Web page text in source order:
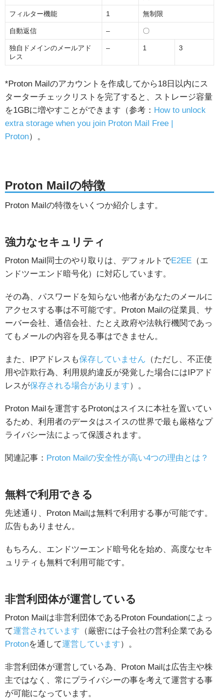
フィルター機能 1 無制限
自動返信 – 〇
独自ドメインのメールアド
レス
– 1 3
*Proton Mailのアカウントを作成してから18日以内にス
ターターチェックリストを完了すると、ストレージ容量
を1GBに増やすことができます（参考： How to unlock
extra storage when you join Proton Mail Free |
Proton）。
Proton Mailの特徴
Proton Mailの特徴をいくつか紹介します。
強力なセキュリティ
Proton Mail同士のやり取りは、デフォルトでE2EE （エ
ンドツーエンド暗号化）に対応しています。
その為、パスワードを知らない他者があなたのメールに
アクセスする事は不可能です。Proton Mailの従業員、サ
ーバー会社、通信会社、たとえ政府や法執行機関であっ
てもメールの内容を見る事はできません。
また、IPアドレスも保存していません （ただし、不正使
用や詐欺行為、利用規約違反が発覚した場合にはIPアド
レスが保存される場合があります）。
Proton Mailを運営するProtonはスイスに本社を置いてい
るため、利用者のデータはスイスの世界で最も厳格なプ
ライバシー法によって保護されます。
関連記事： Proton Mailの安全性が高い4つの理由とは？
無料で利用できる
先述通り、Proton Mailは無料で利用する事が可能です。
広告もありません。
もちろん、エンドツーエンド暗号化を始め、高度なセキ
ュリティも無料で利用可能です。
非営利団体が運営している
Proton Mailは非営利団体であるProton Foundationによっ
て運営されています （厳密には子会社の営利企業である
Protonを通して運営しています）。
非営利団体が運営している為、Proton Mailは広告主や株
主ではなく、常にプライバシーの事を考えて運営する事
が可能になっています。